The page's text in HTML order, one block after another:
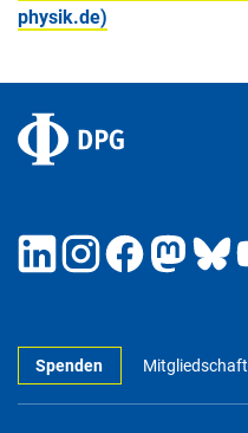
physik.de)
Spenden Mitgliedschaft